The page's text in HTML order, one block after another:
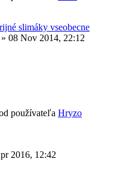
slimáky vseobecne
» 08 Nov 2014, 22:12
používateľa Hryzo
2016, 12:42